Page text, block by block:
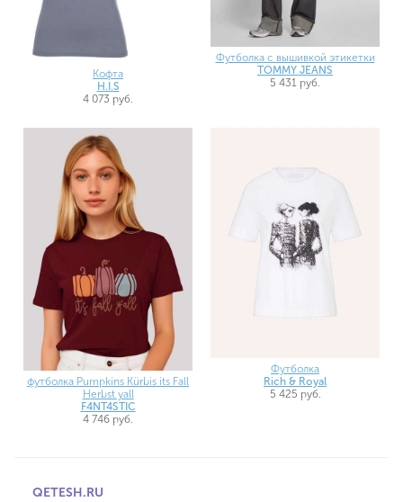
Кофта
H.I.S
4 073 руб.
Футболка с вышивкой этикетки
TOMMY JEANS
5 431 руб.
футболка Pumpkins Kürbis its Fall
Herbst yall
F4NT4STIC
4 746 руб.
Футболка
Rich & Royal
5 425 руб.
QETESH.RU